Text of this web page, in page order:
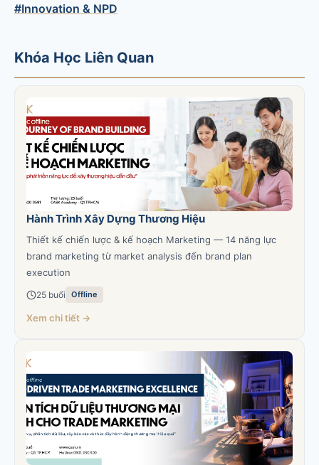
#Innovation & NPD
Khóa Học Liên Quan
Hành Trình Xây Dựng Thương Hiệu
Thiết kế chiến lược & kế hoạch Marketing — 14 năng lực
brand marketing từ market analysis đến brand plan
execution
25 buổi Offline
Xem chi tiết →